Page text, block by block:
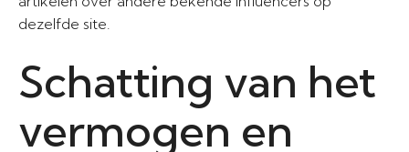
dezelfde site.
Schatting van het
vermogen en